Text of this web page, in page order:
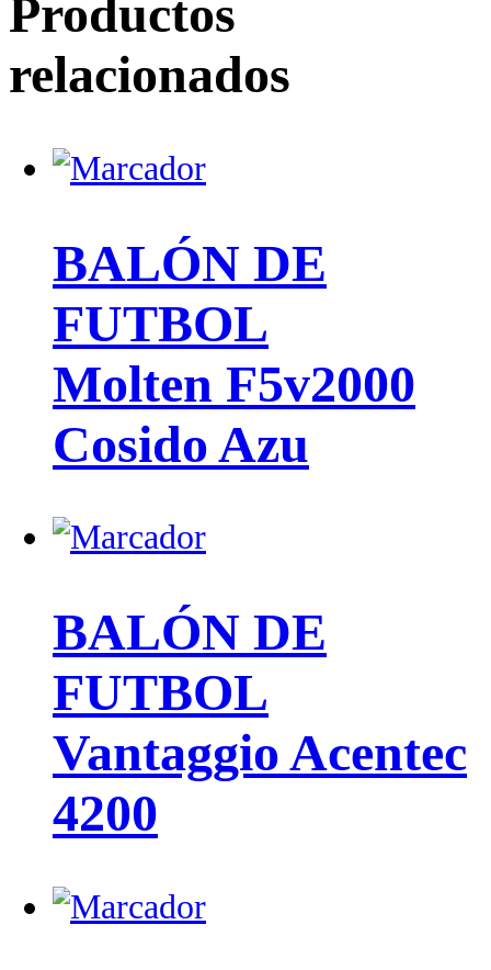
Productos
relacionados
BALÓN DE
FUTBOL
Molten F5v2000
Cosido Azu
BALÓN DE
FUTBOL
Vantaggio Acentec
4200